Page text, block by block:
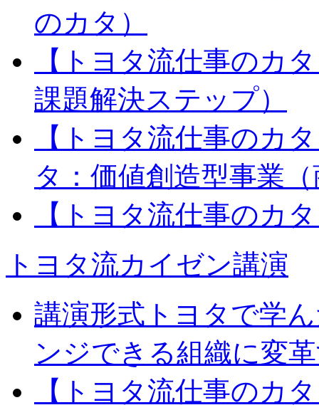
のカタ）
【トヨタ流仕事のカ
課題解決ステップ）
【トヨタ流仕事のカ
タ：価値創造型事業
【トヨタ流仕事のカ
トヨタ流カイゼン講演
講演形式トヨタで学
ンジできる組織に変
【トヨタ流仕事のカ